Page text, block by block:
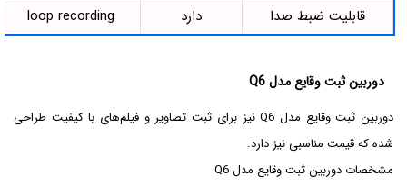
قابلیت ضبط صدا
دارد loop recording
دوربین ثبت وقایع مدل Q6
دوربین ثبت وقایع مدل Q6 نیز برای ثبت تصاویر و فیلم‌های با کیفیت طراحی
شده که قیمت مناسبی نیز دارد.
مشخصات دوربین ثبت وقایع مدل Q6